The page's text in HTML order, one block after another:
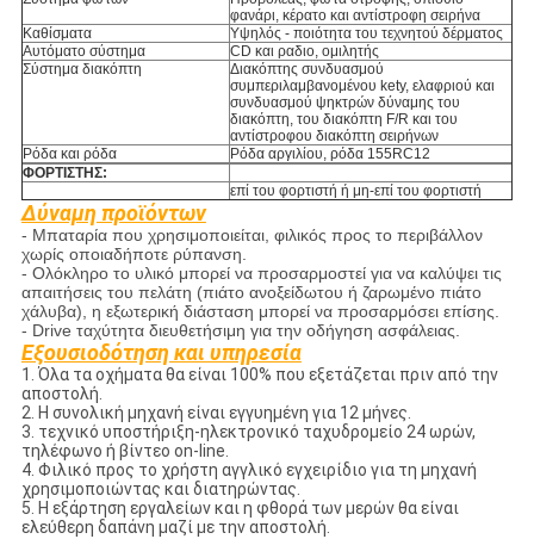
φανάρι, κέρατο και αντίστροφη σειρήνα
Καθίσματα
Υψηλός - ποιότητα του τεχνητού δέρματος
Αυτόματο σύστημα
CD και ραδιο, ομιλητής
Σύστημα διακόπτη
Διακόπτης συνδυασμού
συμπεριλαμβανομένου kety, ελαφριού και
συνδυασμού ψηκτρών δύναμης του
διακόπτη, του διακόπτη F/R και του
αντίστροφου διακόπτη σειρήνων
Ρόδα και ρόδα
Ρόδα αργιλίου, ρόδα 155RC12
ΦΟΡΤΙΣΤΗΣ:
επί του φορτιστή ή μη-επί του φορτιστή
Δύναμη προϊόντων
- Μπαταρία που χρησιμοποιείται, φιλικός προς το περιβάλλον
χωρίς οποιαδήποτε ρύπανση.
- Ολόκληρο το υλικό μπορεί να προσαρμοστεί για να καλύψει τις
απαιτήσεις του πελάτη (πιάτο ανοξείδωτου ή ζαρωμένο πιάτο
χάλυβα), η εξωτερική διάσταση μπορεί να προσαρμόσει επίσης.
- Drive ταχύτητα διευθετήσιμη για την οδήγηση ασφάλειας.
Εξουσιοδότηση και υπηρεσία
1. Όλα τα οχήματα θα είναι 100% που εξετάζεται πριν από την
αποστολή.
2. Η συνολική μηχανή είναι εγγυημένη για 12 μήνες.
3. τεχνικό υποστήριξη-ηλεκτρονικό ταχυδρομείο 24 ωρών,
τηλέφωνο ή βίντεο on-line.
4. Φιλικό προς το χρήστη αγγλικό εγχειρίδιο για τη μηχανή
χρησιμοποιώντας και διατηρώντας.
5. Η εξάρτηση εργαλείων και η φθορά των μερών θα είναι
ελεύθερη δαπάνη μαζί με την αποστολή.